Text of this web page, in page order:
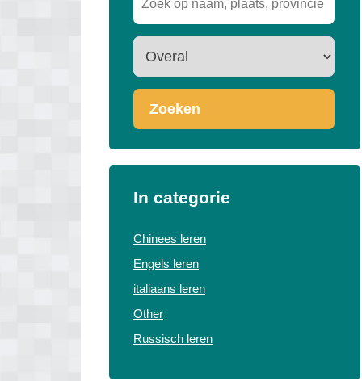
Zoeken
In categorie
Chinees leren
Engels leren
italiaans leren
Other
Russisch leren